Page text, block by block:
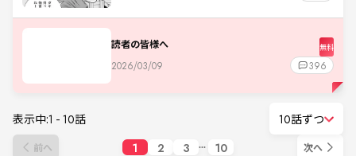
読者の皆様へ 無料
2026/03/09 396
表示中:1 - 10話 10話ずつ
前へ 1 2 3 10 次へ